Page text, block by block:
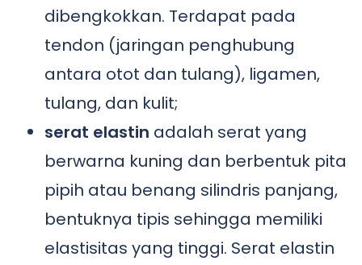
dibengkokkan. Terdapat pada
tendon (jaringan penghubung
antara otot dan tulang), ligamen,
tulang, dan kulit;
serat elastin adalah serat yang
berwarna kuning dan berbentuk pita
pipih atau benang silindris panjang,
bentuknya tipis sehingga memiliki
elastisitas yang tinggi. Serat elastin